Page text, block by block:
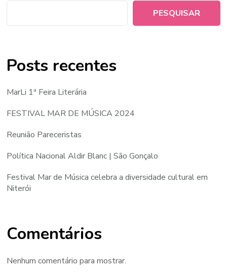
PESQUISAR
Posts recentes
MarLi 1ª Feira Literária
FESTIVAL MAR DE MÚSICA 2024
Reunião Pareceristas
Política Nacional Aldir Blanc | São Gonçalo
Festival Mar de Música celebra a diversidade cultural em
Niterói
Comentários
Nenhum comentário para mostrar.